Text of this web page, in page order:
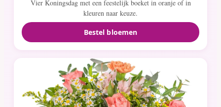
Vier Koningsdag met een feestelijk boeket in oranje of in
kleuren naar keuze.
Bestel bloemen